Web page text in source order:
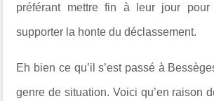
préférant mettre fin à leur jour
supporter la honte du déclassement.
Eh bien ce qu’il s’est passé à
genre de situation. Voici qu’en raison